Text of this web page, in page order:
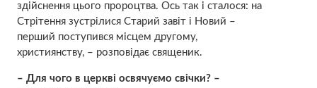
здійснення цього пророцтва. Ось так і сталося: на
Стрітення зустрілися Старий завіт і Новий –
перший поступився місцем другому,
християнству, – розповідає священик.
– Для чого в церкві освячуємо свічки? –